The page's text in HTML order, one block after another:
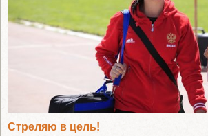
Стреляю в цель!